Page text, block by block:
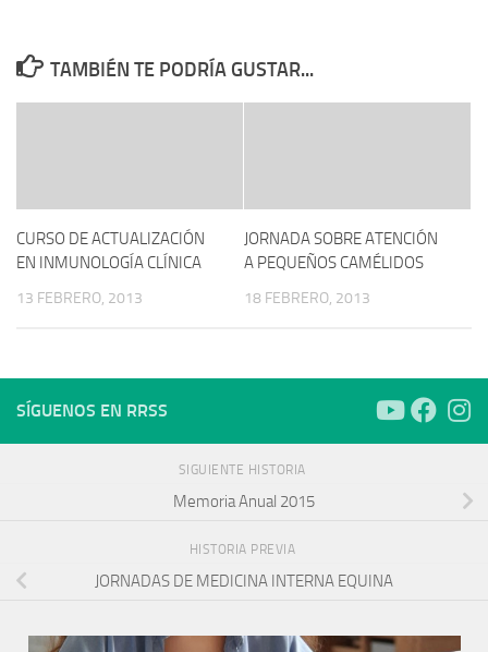
TAMBIÉN TE PODRÍA GUSTAR...
CURSO DE ACTUALIZACIÓN
EN INMUNOLOGÍA CLÍNICA
13 FEBRERO, 2013
JORNADA SOBRE ATENCIÓN
A PEQUEÑOS CAMÉLIDOS
18 FEBRERO, 2013
SÍGUENOS EN RRSS
SIGUIENTE HISTORIA
Memoria Anual 2015
HISTORIA PREVIA
JORNADAS DE MEDICINA INTERNA EQUINA